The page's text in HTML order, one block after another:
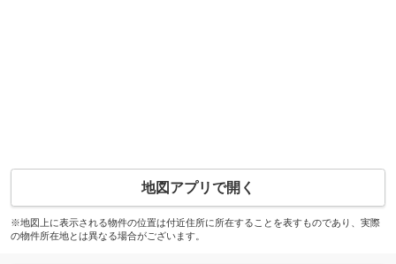
地図アプリで開く
※地図上に表示される物件の位置は付近住所に所在することを表すものであり、実際
の物件所在地とは異なる場合がございます。